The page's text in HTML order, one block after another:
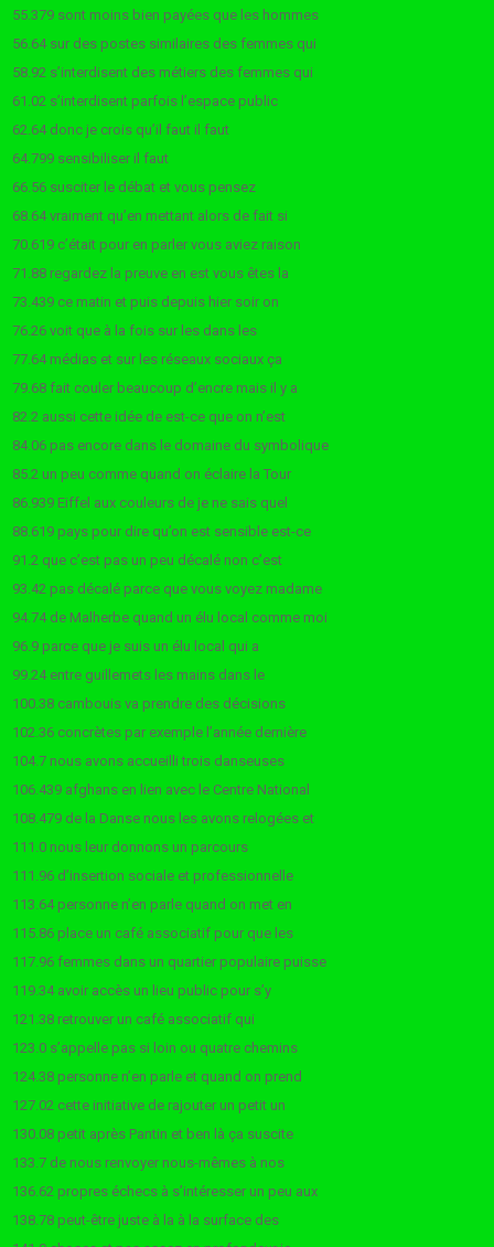
55.379 sont moins bien payées que les hommes
56.64 sur des postes similaires des femmes qui
58.92 s’interdisent des métiers des femmes qui
61.02 s’interdisent parfois l’espace public
62.64 donc je crois qu’il faut il faut
64.799 sensibiliser il faut
66.56 susciter le débat et vous pensez
68.64 vraiment qu’en mettant alors de fait si
70.619 c’était pour en parler vous aviez raison
71.88 regardez la preuve en est vous êtes la
73.439 ce matin et puis depuis hier soir on
76.26 voit que à la fois sur les dans les
77.64 médias et sur les réseaux sociaux ça
79.68 fait couler beaucoup d’encre mais il y a
82.2 aussi cette idée de est-ce que on n’est
84.06 pas encore dans le domaine du symbolique
85.2 un peu comme quand on éclaire la Tour
86.939 Eiffel aux couleurs de je ne sais quel
88.619 pays pour dire qu’on est sensible est-ce
91.2 que c’est pas un peu décalé non c’est
93.42 pas décalé parce que vous voyez madame
94.74 de Malherbe quand un élu local comme moi
96.9 parce que je suis un élu local qui a
99.24 entre guillemets les mains dans le
100.38 cambouis va prendre des décisions
102.36 concrètes par exemple l’année dernière
104.7 nous avons accueilli trois danseuses
106.439 afghans en lien avec le Centre National
108.479 de la Danse nous les avons relogées et
111.0 nous leur donnons un parcours
111.96 d’insertion sociale et professionnelle
113.64 personne n’en parle quand on met en
115.86 place un café associatif pour que les
117.96 femmes dans un quartier populaire puisse
119.34 avoir accès un lieu public pour s’y
121.38 retrouver un café associatif qui
123.0 s’appelle pas si loin ou quatre chemins
124.38 personne n’en parle et quand on prend
127.02 cette initiative de rajouter un petit un
130.08 petit après Pantin et ben là ça suscite
133.7 de nous renvoyer nous-mêmes à nos
136.62 propres échecs à s’intéresser un peu aux
138.78 peut-être juste à la à la surface des